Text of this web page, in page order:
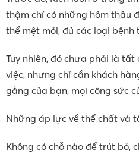
thậm chí có những hôm thâu
thể mệt mỏi, đủ các loại bệnh
Tuy nhiên, đó chưa phải là
việc, nhưng chỉ cần khách
gắng của bạn, mọi công sức
Những áp lực về thể chất và
Không có chỗ nào để trút bỏ,